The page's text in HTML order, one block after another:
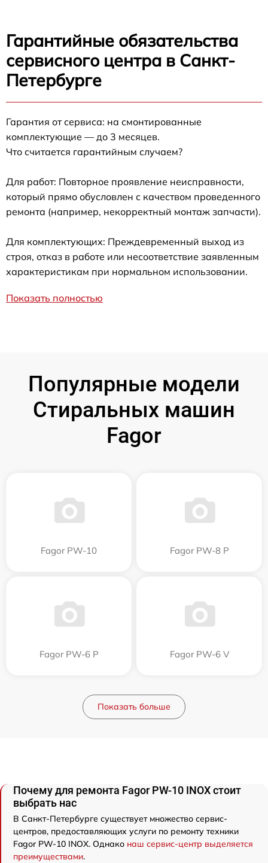
Гарантийные обязательства
сервисного центра в Санкт-
Петербурге
Гарантия от сервиса: на смонтированные
комплектующие — до 3 месяцев.
Что считается гарантийным случаем?
Для работ: Повторное проявление неисправности,
который прямо обусловлен с качеством проведенного
ремонта (например, некорректный монтаж запчасти).
Для комплектующих: Преждевременный выход из
строя, отказ в работе или несоответствие заявленным
характеристикам при нормальном использовании.
Показать полностью
Популярные модели
Стиральных машин
Fagor
Fagor PW-10 Fagor PW-8 P
Fagor PW-6 P Fagor PW-6 V
Показать больше
Почему для ремонта Fagor PW-10 INOX стоит
выбрать нас
В Санкт-Петербурге существует множество сервис-
центров, предоставляющих услуги по ремонту техники
Fagor PW-10 INOX. Однако наш сервис-центр выделяется
преимуществами.